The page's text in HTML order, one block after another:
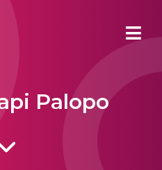
Palopo